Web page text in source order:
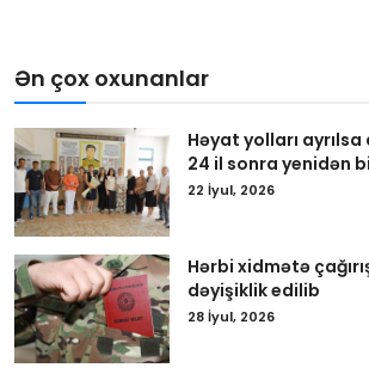
Ən çox oxunanlar
Həyat yolları
24 il sonra yenidən
22 İyul, 2026
Hərbi xidmətə
dəyişiklik edilib
28 İyul, 2026